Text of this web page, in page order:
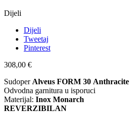
Dijeli
Dijeli
Tweetaj
Pinterest
308,00 €
Sudoper Alveus FORM 30 Anthracite
Odvodna garnitura u isporuci
Materijal: Inox Monarch
REVERZIBILAN